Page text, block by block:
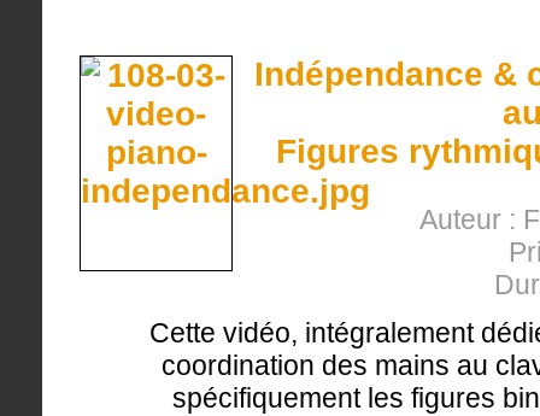
Indépendance &
Figures
Auteur :
Cette vidéo, intégralement
coordination des mains au
spécifiquement les figures